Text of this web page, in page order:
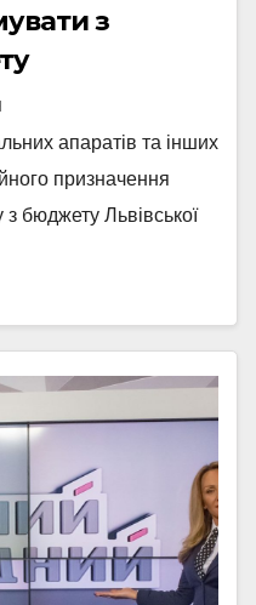
з
апаратів та інших
призначення
бюджету Львівської